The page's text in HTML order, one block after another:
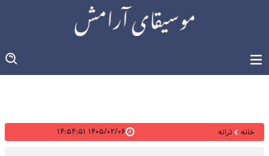
خانه ترانه ۱۴۰۵/۰۲/۰۶ ۱۴:۵۴:۵۱